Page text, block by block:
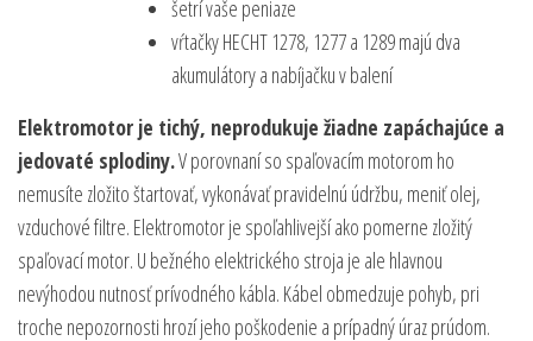
šetrí vaše peniaze
vŕtačky HECHT 1278, 1277 a 1289 majú dva
akumulátory a nabíjačku v balení
Elektromotor je tichý, neprodukuje žiadne zapáchajúce a
jedovaté splodiny.V porovnaní so spaľovacím motorom ho
nemusíte zložito štartovať, vykonávať pravidelnú údržbu, meniť olej,
vzduchové filtre. Elektromotor je spoľahlivejší ako pomerne zložitý
spaľovací motor. U bežného elektrického stroja je ale hlavnou
nevýhodou nutnosť prívodného kábla. Kábel obmedzuje pohyb, pri
troche nepozornosti hrozí jeho poškodenie a prípadný úraz prúdom.